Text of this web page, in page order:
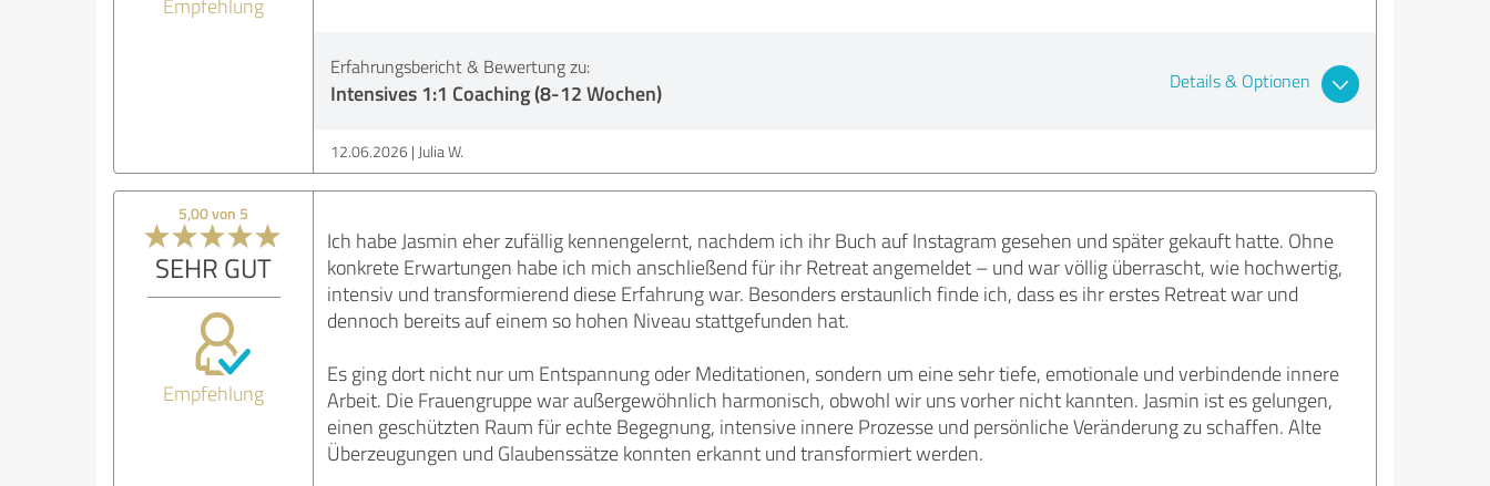
Erfahrungsbericht & Bewertung zu:
Intensives 1:1 Coaching (8-12 Wochen) Details & Optionen
12.06.2026 Julia W.
5,00 von 5
SEHR GUT
Empfehlung
Ich habe Jasmin eher zufällig kennengelernt, nachdem ich ihr Buch auf Instagram gesehen und später gekauft hatte. Ohne
konkrete Erwartungen habe ich mich anschließend für ihr Retreat angemeldet – und war völlig überrascht, wie hochwertig,
intensiv und transformierend diese Erfahrung war. Besonders erstaunlich finde ich, dass es ihr erstes Retreat war und
dennoch bereits auf einem so hohen Niveau stattgefunden hat.
Es ging dort nicht nur um Entspannung oder Meditationen, sondern um eine sehr tiefe, emotionale und verbindende innere
Arbeit. Die Frauengruppe war außergewöhnlich harmonisch, obwohl wir uns vorher nicht kannten. Jasmin ist es gelungen,
einen geschützten Raum für echte Begegnung, intensive innere Prozesse und persönliche Veränderung zu schaffen. Alte
Überzeugungen und Glaubenssätze konnten erkannt und transformiert werden.